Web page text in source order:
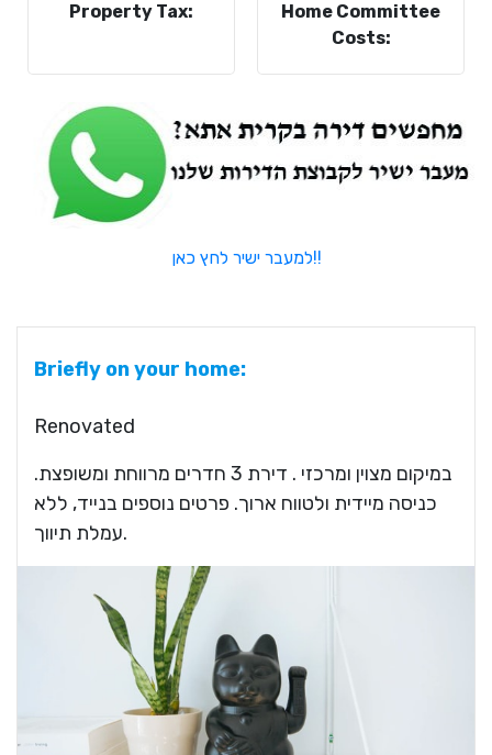
Property Tax:
Home Committee
Costs:
למעבר ישיר לחץ כאן!!
Briefly on your home:
Renovated
במיקום מצוין ומרכזי . דירת 3 חדרים מרווחת ומשופצת.
כניסה מיידית ולטווח ארוך. פרטים נוספים בנייד, ללא
עמלת תיווך.